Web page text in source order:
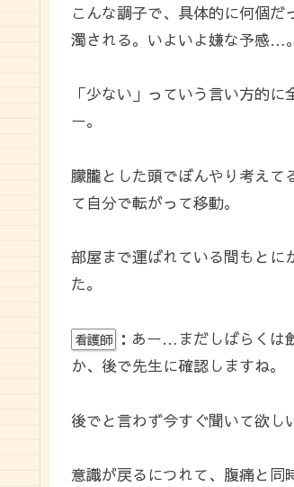
こんな調子で、具体的に何個
濁される。いよいよ嫌な予感…。
「少ない」っていう言い方的
ー。
朦朧とした頭でぼんやり考えて
て自分で転がって移動。
部屋まで運ばれている間もとに
た。
看護師 ：あー…まだしばらくは
か、後で先生に確認しますね。
後でと言わず今すぐ聞いて欲
意識が戻るにつれて、腹痛と同